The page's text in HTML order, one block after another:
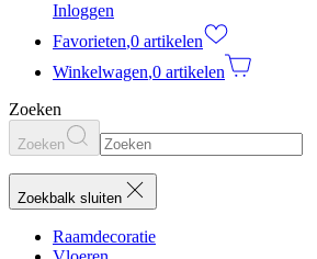
Inloggen
Favorieten,0 artikelen
Winkelwagen,0 artikelen
Zoeken
Zoeken
Zoekbalk sluiten
Raamdecoratie